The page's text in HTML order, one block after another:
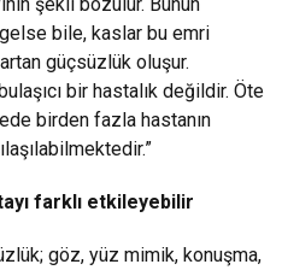
şekli bozulur. Bunun
gelse bile, kaslar bu emri
güçsüzlük oluşur.
bir hastalık değildir. Öte
birden fazla hastanın
farklı etkileyebilir
göz, yüz mimik, konuşma,